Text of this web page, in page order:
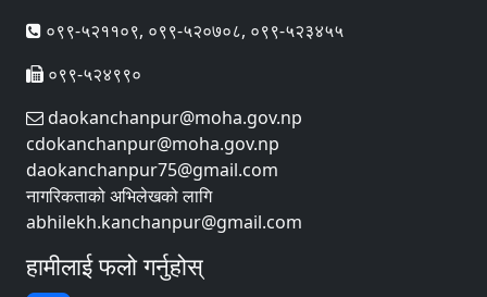
०९९-५२११०९, ०९९-५२०७०८, ०९९-५२३४५५
०९९-५२४९९०
daokanchanpur@moha.gov.np
cdokanchanpur@moha.gov.np
daokanchanpur75@gmail.com
नागरिकताको अभिलेखको लागि
abhilekh.kanchanpur@gmail.com
हामीलाई फलो गर्नुहोस्